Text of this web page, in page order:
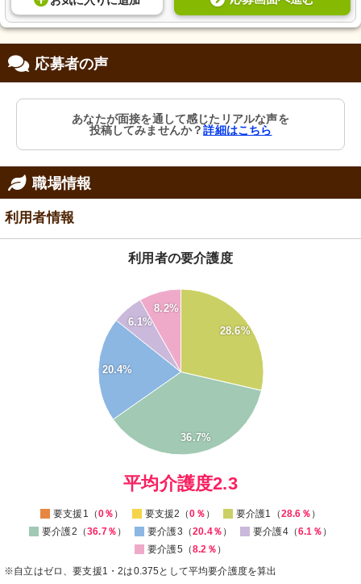
応募者の声
あなたが面接を通して感じたリアルな声を
投稿してみませんか？詳細はこちら
職場情報
利用者情報
利用者の要介護度
28.6%
36.7%
20.4%
6.1%
8.2%
0
平均介護度2.3
要支援1（0％ ） 要支援2（0％ ） 要介護1（28.6％ ）
要介護2（36.7％ ） 要介護3（20.4％ ） 要介護4（6.1％ ）
要介護5（8.2％ ）
※自立はゼロ、要支援1・2は0.375として平均要介護度を算出